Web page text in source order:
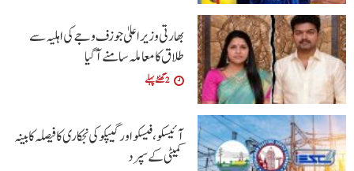
بھارتی وزیراعلیٰ جوزف وجے کی اہلیہ سے
طلاق کا معاملہ سامنے آگیا
2 گھنٹے پہلے
آئیسکو، فیسکو اور گیپکو کی نجکاری کا فیصلہ کابینہ
کمیٹی کے سپرد